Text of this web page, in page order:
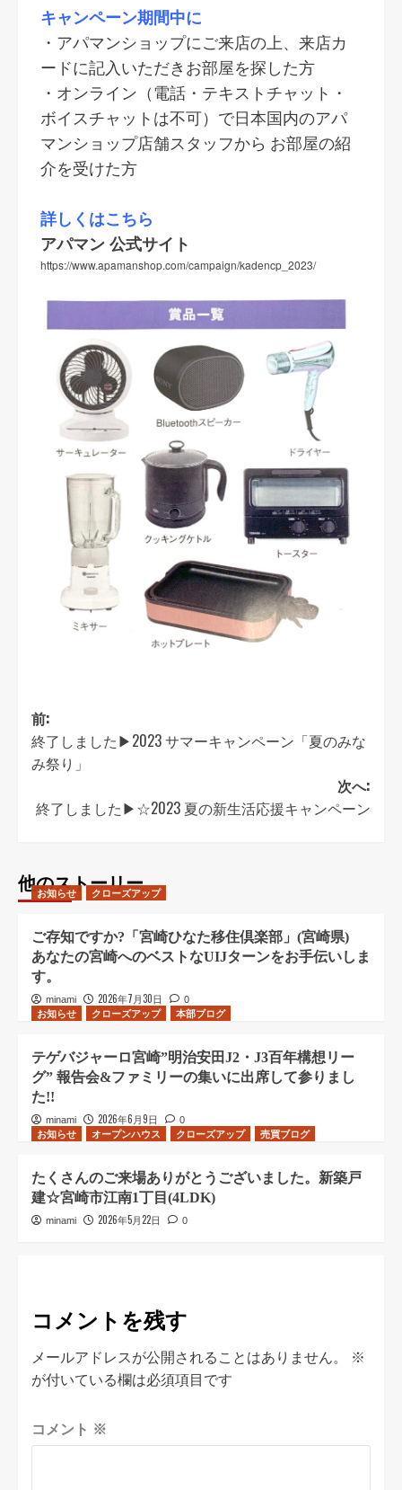
キャンペーン期間中に
・アパマンショップにご来店の上、来店カ
ードに記入いただきお部屋を探した方
・オンライン（電話・テキストチャット・
ボイスチャットは不可）で日本国内のアパ
マンショップ店舗スタッフから お部屋の紹
介を受けた方
詳しくはこちら
アパマン 公式サイト
https://www.apamanshop.com/campaign/kadencp_2023/
前:
終了しました▶︎2023 サマーキャンペーン「夏のみな
み祭り」
次へ:
終了しました▶︎☆2023 夏の新生活応援キャンペーン
他のストーリー
お知らせ クローズアップ
ご存知ですか?「宮崎ひなた移住倶楽部」(宮崎県)
あなたの宮崎へのベストなUIJターンをお手伝いしま
す。
minami 2026年7月30日 0
お知らせ クローズアップ 本部ブログ
テゲバジャーロ宮崎”明治安田J2・J3百年構想リー
グ” 報告会&ファミリーの集いに出席して参りまし
た!!
minami 2026年6月9日 0
お知らせ オープンハウス クローズアップ 売買ブログ
たくさんのご来場ありがとうございました。新築戸
建☆宮崎市江南1丁目(4LDK)
minami 2026年5月22日 0
コメントを残す
メールアドレスが公開されることはありません。
※
が付いている欄は必須項目です
コメント ※